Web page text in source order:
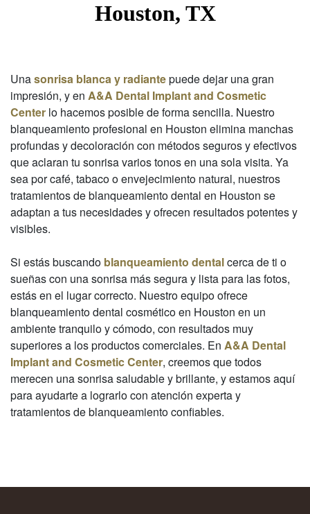
Houston, TX
Unasonrisa blanca y radiantepuede dejar una gran
impresión, y en A&A Dental Implant and Cosmetic
Center lo hacemos posible de forma sencilla. Nuestro
blanqueamiento profesional en Houston elimina manchas
profundas y decoloración con métodos seguros y efectivos
que aclaran tu sonrisa varios tonos en una sola visita. Ya
sea por café, tabaco o envejecimiento natural, nuestros
tratamientos de blanqueamiento dental en Houston se
adaptan a tus necesidades y ofrecen resultados potentes y
visibles.
Si estás buscando blanqueamiento dentalcerca de ti o
sueñas con una sonrisa más segura y lista para las fotos,
estás en el lugar correcto. Nuestro equipo ofrece
blanqueamiento dental cosmético en Houston en un
ambiente tranquilo y cómodo, con resultados muy
superiores a los productos comerciales. En A&A Dental
Implant and Cosmetic Center, creemos que todos
merecen una sonrisa saludable y brillante, y estamos aquí
para ayudarte a lograrlo con atención experta y
tratamientos de blanqueamiento confiables.